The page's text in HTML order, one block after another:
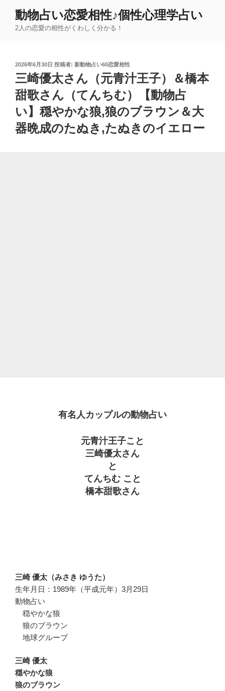
動物占い恋愛相性♪個性心理学占い
2人の恋愛の相性がくわしく分かる！
投
稿
日:
2026年6月30日 投稿者: 新動物占い60恋愛相性
三崎優太さん（元青汁王子）＆橋本
甜歌さん（てんちむ）【動物占
い】穏やかな狼,狼のブラウン＆大
器晩成のたぬき,たぬきのイエロー
有名人カップルの動物占い
元青汁王子こと
三崎優太さん
と
てんちむ こと
橋本甜歌さん
三崎 優太（みさき ゆうた）
生年月日：1989年（平成元年）3月29日
動物占い
穏やかな狼
狼のブラウン
地球グループ
三崎 優太
穏やかな狼
狼のブラウン